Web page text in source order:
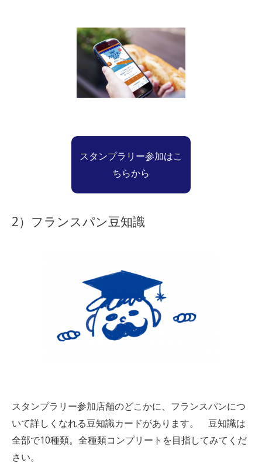
スタンプラリー参加はこ
ちらから
2）フランスパン豆知識
スタンプラリー参加店舗のどこかに、フランスパンにつ
いて詳しくなれる豆知識カードがあります。 豆知識は
全部で10種類。全種類コンプリートを目指してみてくだ
さい。